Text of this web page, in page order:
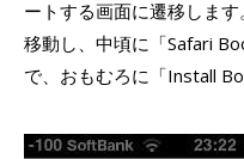
ートする画面に遷移しま
移動し、中頃に「Safari
で、おもむろに「Install